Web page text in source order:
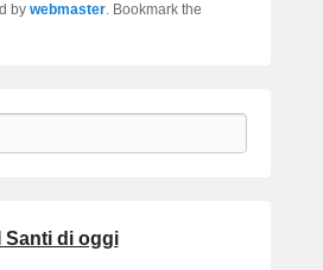
by webmaster. Bookmark the
I Santi di oggi